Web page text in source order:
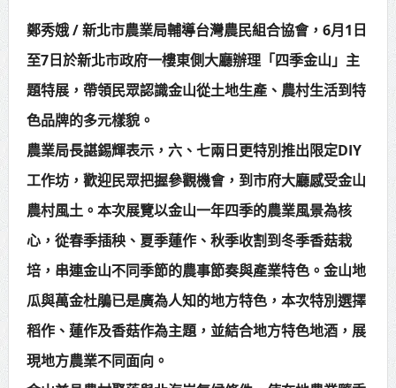
賴清德總統主持將官晉任 期勉精進
不對稱戰力
蔣萬安再拋出「倒閣說」 喊推陳其
邁組閣
賴總統肯定「金唐獎」得獎者及入
圍者 允諾完善支持體系
鄭秀娥 / 新北市農業局輔導台灣農民組合協會，6月1日
至7日於新北市政府一樓東側大廳辦理「四季金山」主
題特展，帶領民眾認識金山從土地生產、農村生活到特
色品牌的多元樣貌。
農業局長諶錫輝表示，六、七兩日更特別推出限定DIY
工作坊，歡迎民眾把握參觀機會，到市府大廳感受金山
農村風土。本次展覽以金山一年四季的農業風景為核
心，從春季插秧、夏季蓮作、秋季收割到冬季香菇栽
培，串連金山不同季節的農事節奏與產業特色。金山地
瓜與萬金杜鵑已是廣為人知的地方特色，本次特別選擇
稻作、蓮作及香菇作為主題，並結合地方特色地酒，展
現地方農業不同面向。